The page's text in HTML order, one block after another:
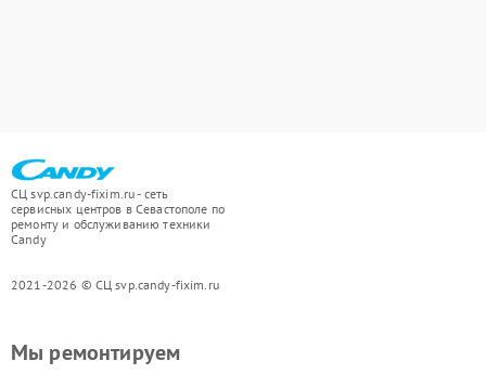
СЦ svp.candy-fixim.ru - сеть
сервисных центров в Севастополе по
ремонту и обслуживанию техники
Candy
2021-2026 © СЦ svp.candy-fixim.ru
Мы ремонтируем